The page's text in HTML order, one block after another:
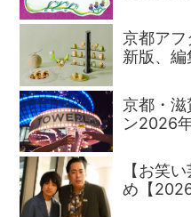
京都ア
新版、
京都・
ン2026
【お笑
め【2026